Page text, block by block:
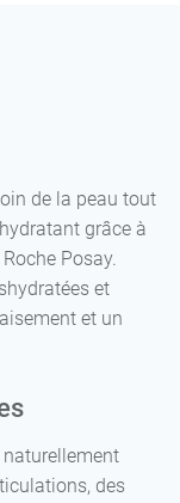
de la peau tout
grâce à
Posay.
et
et un
des